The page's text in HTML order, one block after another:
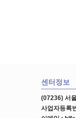
센터정보
(07236) 서
사업자등록